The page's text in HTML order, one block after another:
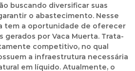
buscando diversificar suas
o abastecimento. Nesse
tem a oportunidade de oferecer
gerados por Vaca Muerta. Trata-
competitivo, no qual
a infraestrutura necessária
em líquido. Atualmente, o